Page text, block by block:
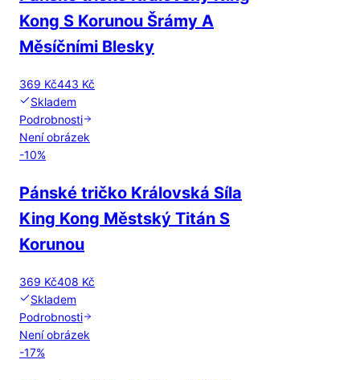
Kong S Korunou Šrámy A
Měsíčními Blesky
369 Kč443 Kč
Skladem
Podrobnosti
Není obrázek
-10%
Pánské tričko Královská Síla
King Kong Městský Titán S
Korunou
369 Kč408 Kč
Skladem
Podrobnosti
Není obrázek
-17%